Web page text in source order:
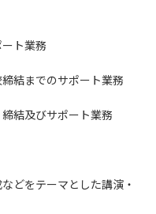
ト業務
結までのサポート業務
結及びサポート業務
どをテーマとした講演・